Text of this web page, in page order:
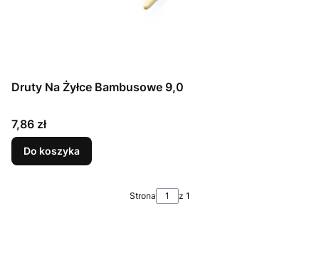
Druty Na Żyłce Bambusowe 9,0
Cena
7,86 zł
Do koszyka
Strona z 1